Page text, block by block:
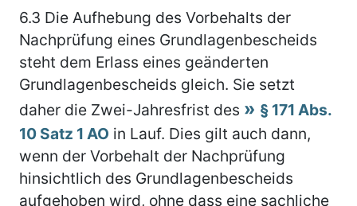
6.3 Die Aufhebung des Vorbehalts der
Nachprüfung eines Grundlagenbescheids
steht dem Erlass eines geänderten
Grundlagenbescheids gleich. Sie setzt
daher die Zwei-Jahresfrist des
§ 171 Abs.
10 Satz 1 AO in Lauf. Dies gilt auch dann,
wenn der Vorbehalt der Nachprüfung
hinsichtlich des Grundlagenbescheids
aufgehoben wird, ohne dass eine sachliche